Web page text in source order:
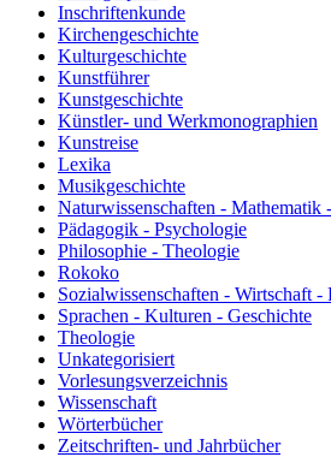
Inschriftenkunde
Kirchengeschichte
Kulturgeschichte
Kunstführer
Kunstgeschichte
Künstler- und Werkmonographien
Kunstreise
Lexika
Musikgeschichte
Naturwissenschaften - Mathematik
Pädagogik - Psychologie
Philosophie - Theologie
Rokoko
Sozialwissenschaften - Wirtschaft -
Sprachen - Kulturen - Geschichte
Theologie
Unkategorisiert
Vorlesungsverzeichnis
Wissenschaft
Wörterbücher
Zeitschriften- und Jahrbücher